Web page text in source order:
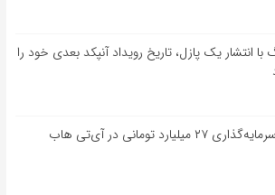
انتشار یک پازل، تاریخ رویداد آنپکد بعدی خود را
میلیارد تومانی در آی‌تی هاب